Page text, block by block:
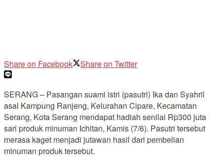
Share on Facebook Share on Twitter
SERANG – Pasangan suami istri (pasutri) Ika dan Syahril
asal Kampung Ranjeng, Kelurahan Cipare, Kecamatan
Serang, Kota Serang mendapat hadiah senilai Rp300 juta
sari produk minuman Ichitan, Kamis (7/6). Pasutri tersebut
merasa kaget menjadi jutawan hasil dari pembelian
minuman produk tersebut.